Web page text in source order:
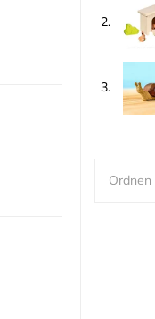
2.
3.
Ordnen